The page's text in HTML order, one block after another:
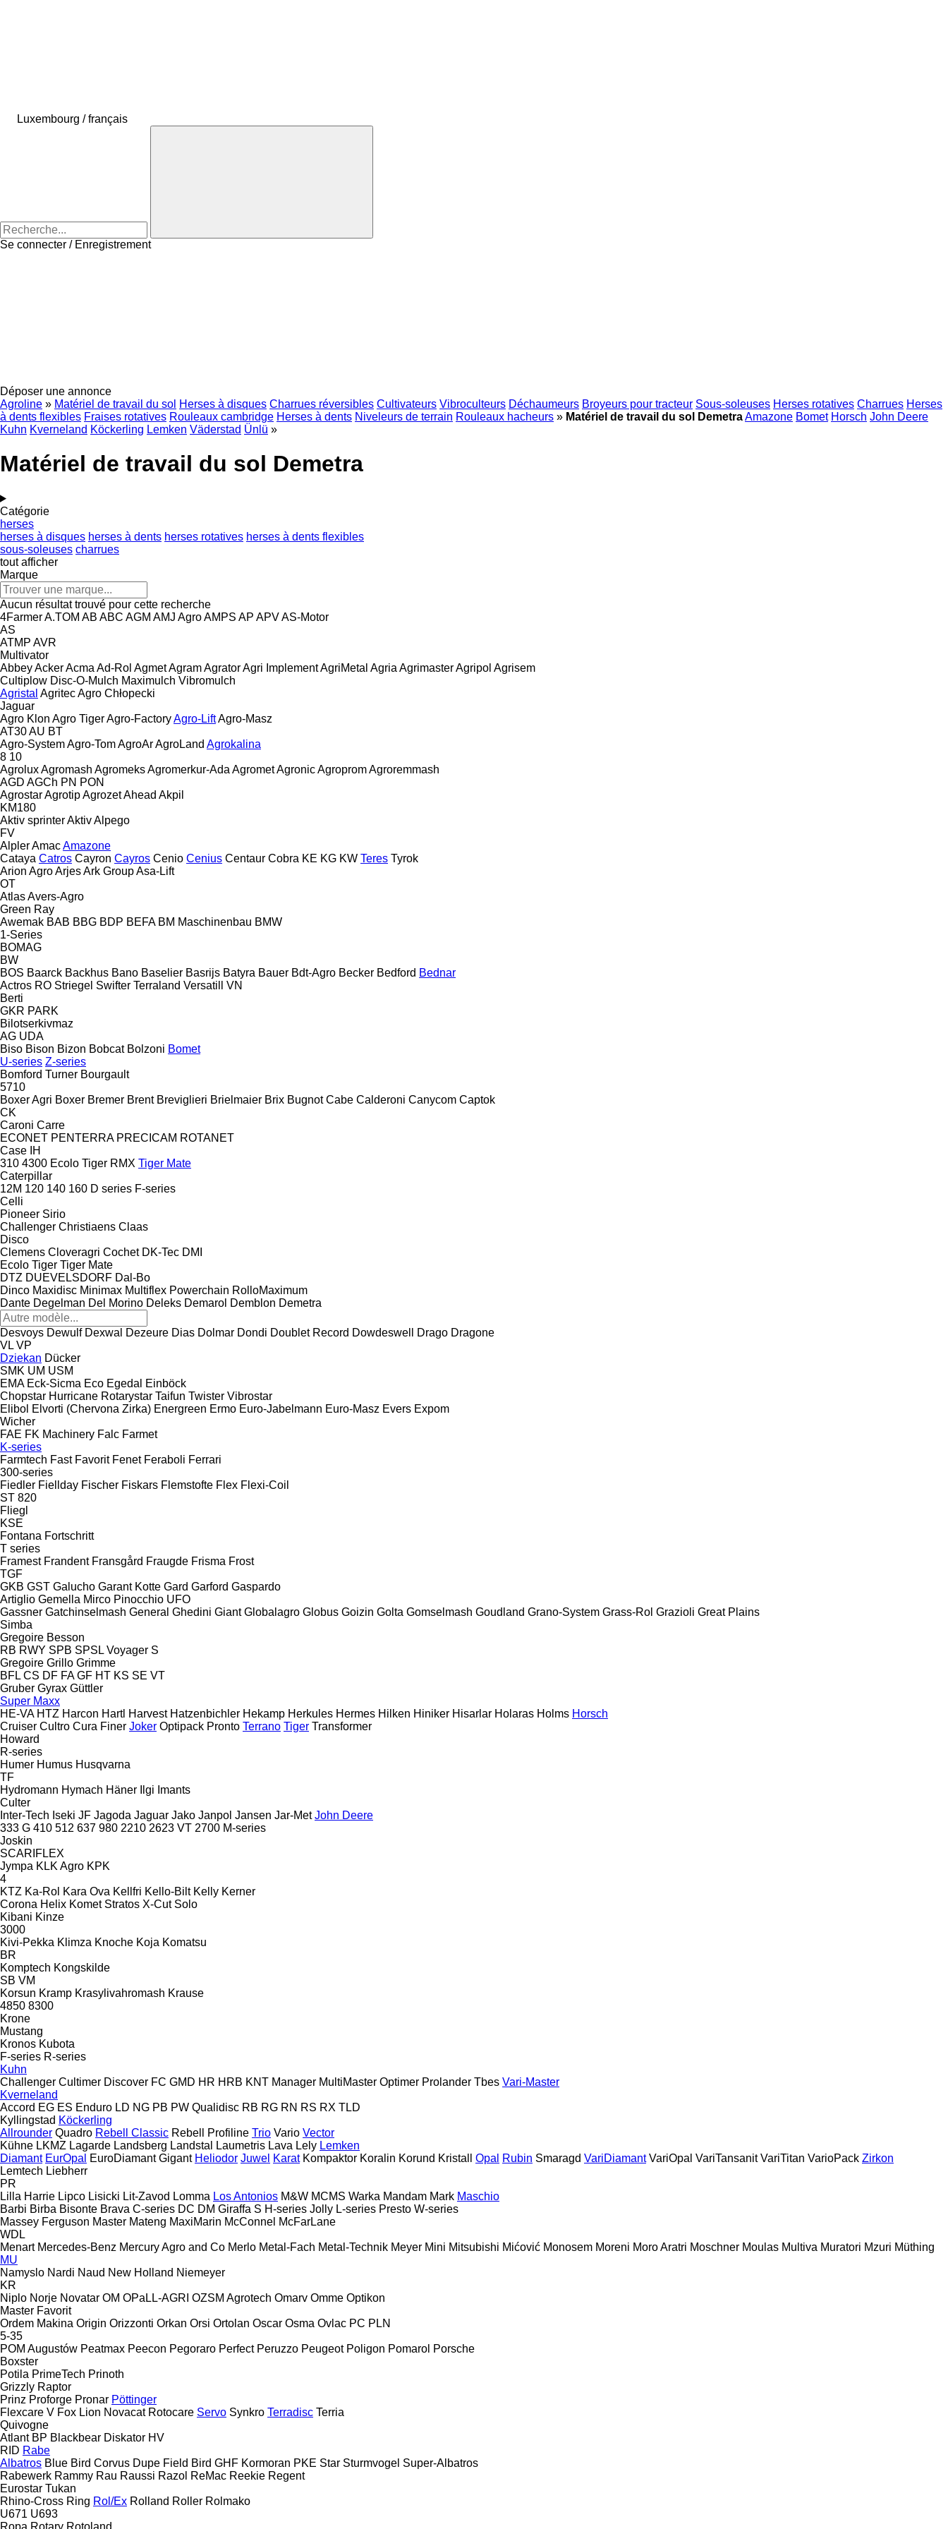
Luxembourg / français
Se connecter / Enregistrement
Déposer une annonce
Agroline » Matériel de travail du sol Herses à disques Charrues réversibles Cultivateurs Vibroculteurs Déchaumeurs Broyeurs pour tracteur Sous-soleuses Herses rotatives Charrues Herses
à dents flexibles Fraises rotatives Rouleaux cambridge Herses à dents Niveleurs de terrain Rouleaux hacheurs » Matériel de travail du sol DemetraAmazone Bomet Horsch John Deere
Kuhn Kverneland Köckerling Lemken Väderstad Ünlü »
Matériel de travail du sol Demetra
Catégorie
herses
herses à disques herses à dents herses rotatives herses à dents flexibles
sous-soleuses charrues
tout afficher
Marque
Aucun résultat trouvé pour cette recherche
4FarmerA.TOM AB ABC AGM AMJ AgroAMPS AP APVAS-Motor
AS
ATMP AVR
Multivator
AbbeyAckerAcma Ad-Rol AgmetAgramAgratorAgri ImplementAgriMetal Agria AgrimasterAgripol Agrisem
Cultiplow Disc-O-Mulch Maximulch Vibromulch
Agristal AgritecAgro Chłopecki
Jaguar
Agro Klon Agro TigerAgro-FactoryAgro-LiftAgro-Masz
AT30AU BT
Agro-SystemAgro-TomAgroArAgroLand Agrokalina
8 10
AgroluxAgromash AgromeksAgromerkur-Ada AgrometAgronicAgropromAgroremmash
AGD AGCh PN PON
AgrostarAgrotipAgrozetAhead Akpil
KM180
Aktiv sprinterAktivAlpego
FV
AlplerAmacAmazone
Cataya Catros Cayron Cayros Cenio Cenius Centaur Cobra KE KG KW Teres Tyrok
Arion AgroArjesArk GroupAsa-Lift
OT
AtlasAvers-Agro
Green Ray
Awemak BAB BBG BDP BEFA BM Maschinenbau BMW
1-Series
BOMAG
BW
BOS Baarck Backhus Bano Baselier Basrijs Batyra Bauer Bdt-Agro Becker Bedford Bednar
Actros RO Striegel Swifter Terraland Versatill VN
Berti
GKR PARK
Bilotserkivmaz
AG UDA
Biso Bison Bizon Bobcat Bolzoni Bomet
U-series Z-series
Bomford Turner Bourgault
5710
Boxer Agri Boxer Bremer Brent Breviglieri Brielmaier Brix Bugnot Cabe Calderoni Canycom Captok
CK
Caroni Carre
ECONET PENTERRA PRECICAM ROTANET
Case IH
310 4300 Ecolo Tiger RMX Tiger Mate
Caterpillar
12M 120 140 160 D series F-series
Celli
Pioneer Sirio
Challenger Christiaens Claas
Disco
Clemens Cloveragri Cochet DK-Tec DMI
Ecolo Tiger Tiger Mate
DTZ DUEVELSDORF Dal-Bo
Dinco Maxidisc Minimax Multiflex Powerchain RolloMaximum
Dante Degelman Del Morino Deleks Demarol Demblon Demetra
Desvoys Dewulf Dexwal Dezeure Dias Dolmar Dondi Doublet Record Dowdeswell Drago Dragone
VL VP
Dziekan Dücker
SMK UM USM
EMA Eck-Sicma Eco Egedal
Einböck
Chopstar Hurricane Rotarystar Taifun Twister Vibrostar
Elibol Elvorti (Chervona Zirka) Energreen Ermo Euro-Jabelmann Euro-Masz Evers Expom
Wicher
FAE FK Machinery Falc Farmet
K-series
Farmtech Fast Favorit Fenet Feraboli Ferrari
300-series
Fiedler Fiellday Fischer Fiskars Flemstofte Flex Flexi-Coil
ST 820
Fliegl
KSE
Fontana Fortschritt
T series
Framest Frandent Fransgård Fraugde Frisma Frost
TGF
GKB GST Galucho Garant Kotte Gard Garford Gaspardo
Artiglio Gemella Mirco Pinocchio UFO
Gassner Gatchinselmash General Ghedini Giant Globalagro Globus Goizin Golta Gomselmash Goudland Grano-System Grass-Rol Grazioli Great Plains
Simba
Gregoire Besson
RB RWY SPB SPSL Voyager S
Gregoire Grillo Grimme
BFL CS DF FA GF HT KS SE VT
Gruber Gyrax Güttler
Super Maxx
HE-VA HTZ Harcon Hartl Harvest Hatzenbichler Hekamp Herkules Hermes Hilken Hiniker Hisarlar Holaras Holms Horsch
Cruiser Cultro Cura Finer Joker Optipack Pronto Terrano Tiger Transformer
Howard
R-series
Humer Humus Husqvarna
TF
Hydromann Hymach Häner Ilgi Imants
Culter
Inter-Tech Iseki JF Jagoda Jaguar Jako Janpol Jansen Jar-Met John Deere
333 G 410 512 637 980 2210 2623 VT 2700 M-series
Joskin
SCARIFLEX
Jympa KLK Agro KPK
4
KTZ Ka-Rol Kara Ova Kellfri Kello-Bilt Kelly Kerner
Corona Helix Komet Stratos X-Cut Solo
Kibani Kinze
3000
Kivi-Pekka Klimza Knoche Koja Komatsu
BR
Komptech Kongskilde
SB VM
Korsun Kramp Krasylivahromash Krause
4850 8300
Krone
Mustang
Kronos Kubota
F-series R-series
Kuhn
Challenger Cultimer Discover FC GMD HR HRB KNT Manager MultiMaster Optimer Prolander Tbes Vari-Master
Kverneland
Accord EG ES Enduro LD NG PB PW Qualidisc RB RG RN RS RX TLD
Kyllingstad Köckerling
Allrounder Quadro Rebell Classic Rebell Profiline Trio Vario Vector
Kühne LKMZ Lagarde Landsberg Landstal Laumetris Lava Lely Lemken
Diamant EurOpal EuroDiamant Gigant Heliodor Juwel Karat Kompaktor Koralin Korund Kristall Opal Rubin Smaragd VariDiamant VariOpal VariTansanit VariTitan VarioPack Zirkon
Lemtech Liebherr
PR
Lilla Harrie Lipco Lisicki Lit-Zavod Lomma Los Antonios M&W MCMS Warka Mandam Mark Maschio
Barbi Birba Bisonte Brava C-series DC DM Giraffa S H-series Jolly L-series Presto W-series
Massey Ferguson Master Mateng MaxiMarin McConnel McFarLane
WDL
Menart Mercedes-Benz Mercury Agro and Co Merlo Metal-Fach Metal-Technik Meyer Mini Mitsubishi Mićović Monosem Moreni Moro Aratri Moschner Moulas Multiva Muratori Mzuri Müthing
MU
Namyslo Nardi Naud New Holland Niemeyer
KR
Niplo Norje Novatar OM OPaLL-AGRI OZSM Agrotech Omarv Omme Optikon
Master Favorit
Ordem Makina Origin Orizzonti Orkan Orsi Ortolan Oscar Osma Ovlac PC PLN
5-35
POM Augustów Peatmax Peecon Pegoraro Perfect Peruzzo Peugeot Poligon Pomarol Porsche
Boxster
Potila PrimeTech Prinoth
Grizzly Raptor
Prinz Proforge Pronar Pöttinger
Flexcare V Fox Lion Novacat Rotocare Servo Synkro Terradisc Terria
Quivogne
Atlant BP Blackbear Diskator HV
RID Rabe
Albatros Blue Bird Corvus Dupe Field Bird GHF Kormoran PKE Star Sturmvogel Super-Albatros
Rabewerk Rammy Rau Raussi Razol ReMac Reekie Regent
Eurostar Tukan
Rhino-Cross Ring Rol/Ex Rolland Roller Rolmako
U671 U693
Ropa Rotary Rotoland